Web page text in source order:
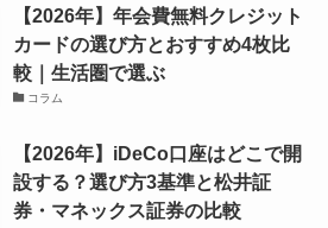
【2026年】年会費無料クレジット
カードの選び方とおすすめ4枚比
較｜生活圏で選ぶ
コラム
【2026年】iDeCo口座はどこで開
設する？選び方3基準と松井証
券・マネックス証券の比較